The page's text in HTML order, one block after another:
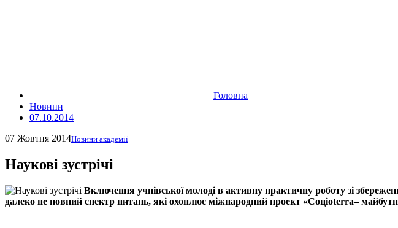
Головна
Новини
07.10.2014
07 Жовтня 2014Новини академії
Наукові зустрічі
Включення учнівської молоді в активну практичну роботу зі
далеко не повний спектр питань, які охоплює міжнародний проект «Соціоterra–